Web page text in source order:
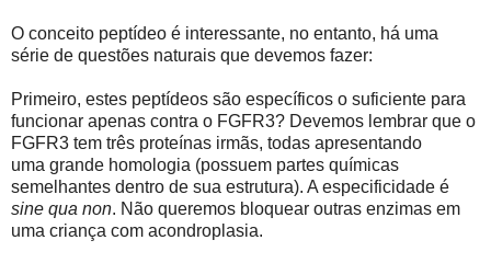
O conceito peptídeo é interessante, no entanto, há uma
série de questões naturais que devemos fazer:
Primeiro, estes peptídeos são específicos o suficiente para
funcionar apenas contra o FGFR3? Devemos lembrar que o
FGFR3 tem três proteínas irmãs, todas apresentando
uma grande homologia (possuem partes químicas
semelhantes dentro de sua estrutura). A especificidade é
sine qua non. Não queremos bloquear outras enzimas em
uma criança com acondroplasia.